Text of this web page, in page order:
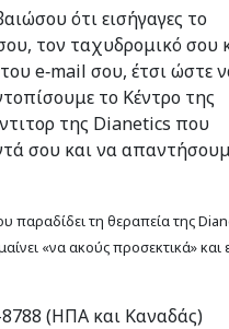
ότι εισήγαγες το
τον ταχυδρομικό σου
e‑mail σου, έτσι ώστε
το Κέντρο της
της Dianetics που
σου και να
παραδίδει τη θεραπεία της
«να ακούς προσεκτικά» και
(ΗΠΑ και Καναδάς)